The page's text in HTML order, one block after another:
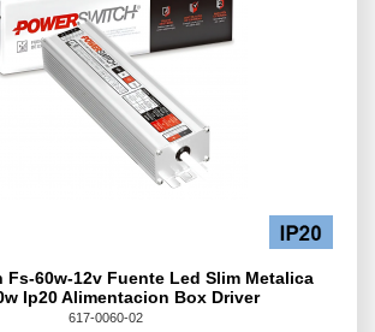
Fs-60w-12v Fuente Led Slim Metalica
Ip20 Alimentacion Box Driver
617-0060-02